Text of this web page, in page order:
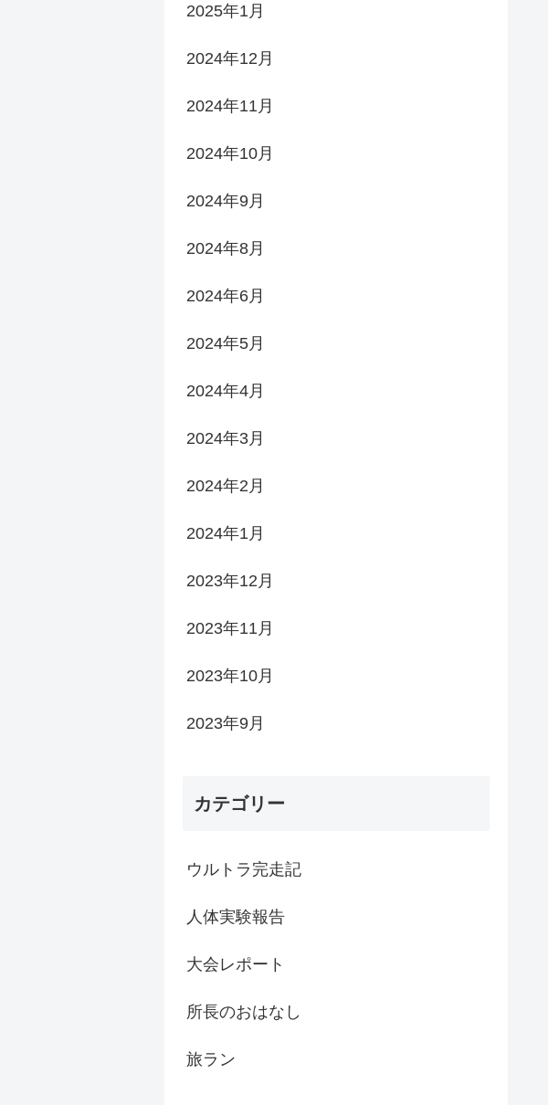
2025年1月
2024年12月
2024年11月
2024年10月
2024年9月
2024年8月
2024年6月
2024年5月
2024年4月
2024年3月
2024年2月
2024年1月
2023年12月
2023年11月
2023年10月
2023年9月
カテゴリー
ウルトラ完走記
人体実験報告
大会レポート
所長のおはなし
旅ラン